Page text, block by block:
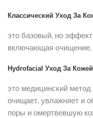
Классический Уход За
это базовый, но
включающая очищение,
Hydrofacial Уход За
это медицинский метод
очищает, увлажняет и
поры и омертвевшую